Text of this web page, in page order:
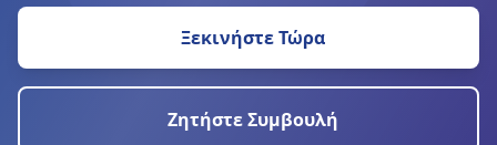
Ξεκινήστε Τώρα
Ζητήστε Συμβουλή